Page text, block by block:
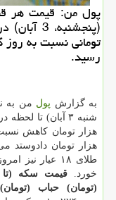
پول من: قیمت هر
رسید.
به گزارش پول من به
هزار تومان
خورد. قیمت سکه (تا
(تومان)
حباب (تومان)